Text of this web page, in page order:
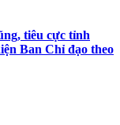
tiêu cực tỉnh
Ban Chỉ đạo theo